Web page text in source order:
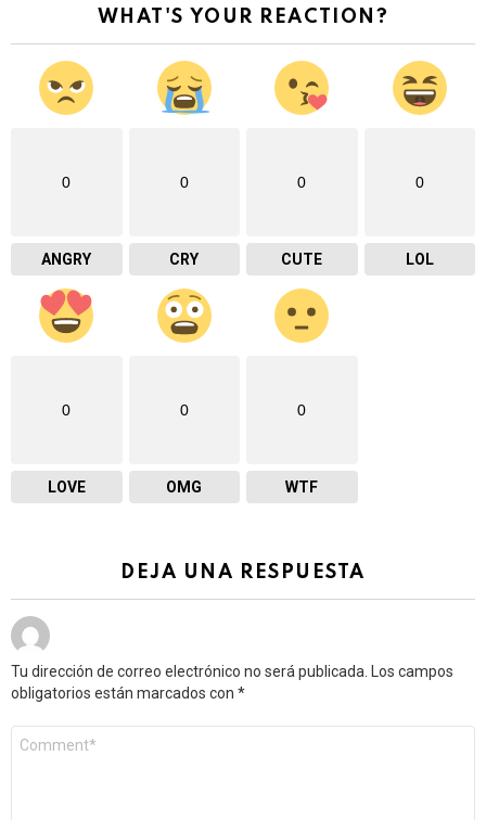
WHAT'S YOUR REACTION?
0
ANGRY
0
CRY
0
CUTE
0
LOL
0
LOVE
0
OMG
0
WTF
DEJA UNA RESPUESTA
Tu dirección de correo electrónico no será publicada.
Los campos
obligatorios están marcados con *